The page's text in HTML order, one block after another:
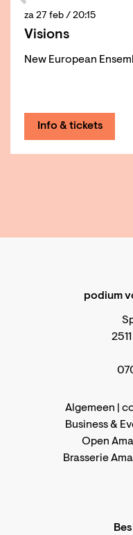
Visions
New European
za 27 feb / 20:15
Info & tickets
podium
Algemeen |
Business &
Open
Brasserie